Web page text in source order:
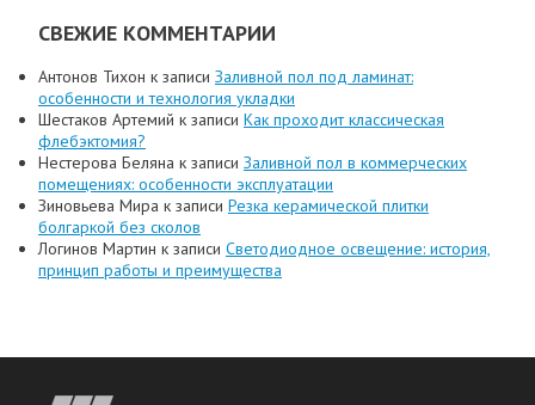
СВЕЖИЕ КОММЕНТАРИИ
Антонов Тихон к записи Заливной пол под ламинат:
особенности и технология укладки
Шестаков Артемий к записи Как проходит классическая
флебэктомия?
Нестерова Беляна к записи Заливной пол в коммерческих
помещениях: особенности эксплуатации
Зиновьева Мира к записи Резка керамической плитки
болгаркой без сколов
Логинов Мартин к записи Светодиодное освещение: история,
принцип работы и преимущества